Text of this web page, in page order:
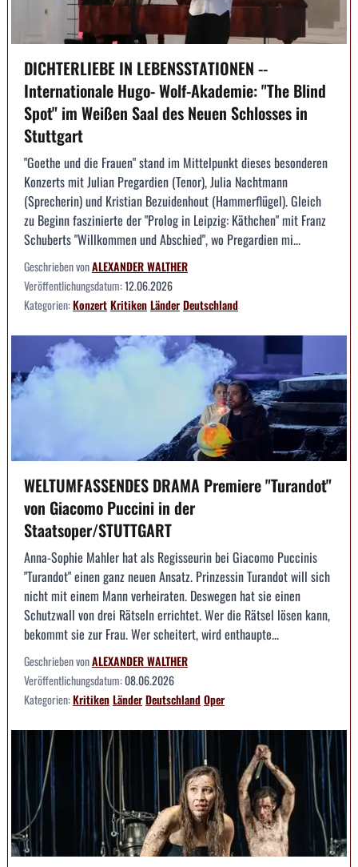
DICHTERLIEBE IN LEBENSSTATIONEN --
Internationale Hugo- Wolf-Akademie: "The Blind
Spot" im Weißen Saal des Neuen Schlosses in
Stuttgart
"Goethe und die Frauen" stand im Mittelpunkt dieses besonderen
Konzerts mit Julian Pregardien (Tenor), Julia Nachtmann
(Sprecherin) und Kristian Bezuidenhout (Hammerflügel). Gleich
zu Beginn faszinierte der "Prolog in Leipzig: Käthchen" mit Franz
Schuberts "Willkommen und Abschied", wo Pregardien mi...
Geschrieben vonALEXANDER WALTHER
Veröffentlichungsdatum:12.06.2026
Kategorien:KonzertKritikenLänderDeutschland
WELTUMFASSENDES DRAMA Premiere "Turandot"
von Giacomo Puccini in der
Staatsoper/STUTTGART
Anna-Sophie Mahler hat als Regisseurin bei Giacomo Puccinis
"Turandot" einen ganz neuen Ansatz. Prinzessin Turandot will sich
nicht mit einem Mann verheiraten. Deswegen hat sie einen
Schutzwall von drei Rätseln errichtet. Wer die Rätsel lösen kann,
bekommt sie zur Frau. Wer scheitert, wird enthaupte...
Geschrieben vonALEXANDER WALTHER
Veröffentlichungsdatum:08.06.2026
Kategorien:KritikenLänderDeutschlandOper